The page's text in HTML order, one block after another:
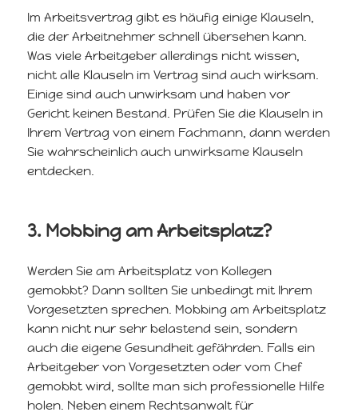
Im Arbeitsvertrag gibt es häufig einige Klauseln,
die der Arbeitnehmer schnell übersehen kann.
Was viele Arbeitgeber allerdings nicht wissen,
nicht alle Klauseln im Vertrag sind auch wirksam.
Einige sind auch unwirksam und haben vor
Gericht keinen Bestand. Prüfen Sie die Klauseln in
Ihrem Vertrag von einem Fachmann, dann werden
Sie wahrscheinlich auch unwirksame Klauseln
entdecken.
3. Mobbing am Arbeitsplatz?
Werden Sie am Arbeitsplatz von Kollegen
gemobbt? Dann sollten Sie unbedingt mit Ihrem
Vorgesetzten sprechen. Mobbing am Arbeitsplatz
kann nicht nur sehr belastend sein, sondern
auch die eigene Gesundheit gefährden. Falls ein
Arbeitgeber von Vorgesetzten oder vom Chef
gemobbt wird, sollte man sich professionelle Hilfe
holen. Neben einem Rechtsanwalt für